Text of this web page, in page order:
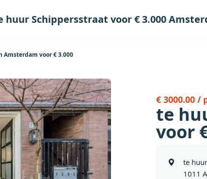
huur Schippersstraat voor € 3.000
voor € 3.000
€ 3000.00 /
te
voor
te
1011